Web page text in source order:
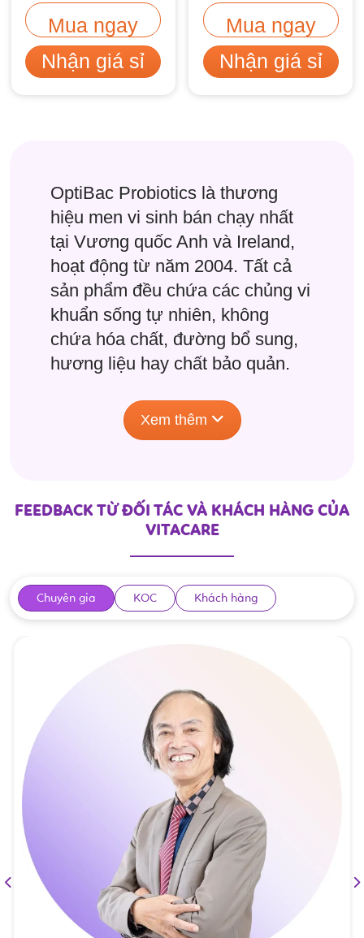
Mua ngay
Nhận giá sỉ
Mua ngay
Nhận giá sỉ
OptiBac Probiotics là thương
hiệu men vi sinh bán chạy nhất
tại Vương quốc Anh và Ireland,
hoạt động từ năm 2004. Tất cả
sản phẩm đều chứa các chủng vi
khuẩn sống tự nhiên, không
chứa hóa chất, đường bổ sung,
hương liệu hay chất bảo quản.
Xem thêm
FEEDBACK TỪ ĐỐI TÁC VÀ KHÁCH HÀNG CỦA
VITACARE
Chuyên gia KOC Khách hàng